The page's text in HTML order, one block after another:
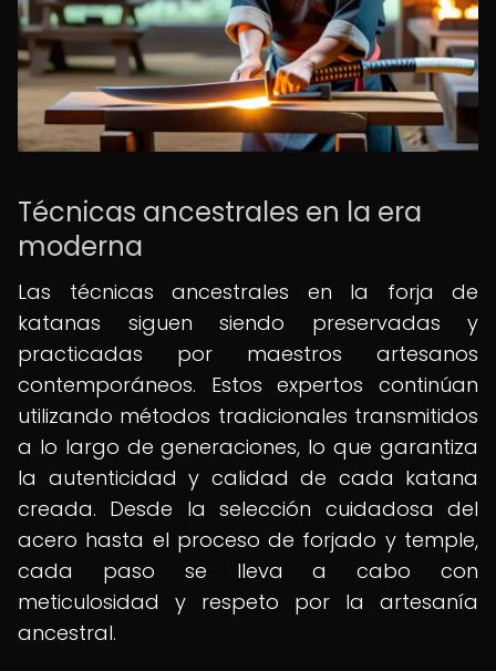
Técnicas ancestrales en la era
moderna
Las técnicas ancestrales en la forja de
katanas siguen siendo preservadas y
practicadas por maestros artesanos
contemporáneos. Estos expertos continúan
utilizando métodos tradicionales transmitidos
a lo largo de generaciones, lo que garantiza
la autenticidad y calidad de cada katana
creada. Desde la selección cuidadosa del
acero hasta el proceso de forjado y temple,
cada paso se lleva a cabo con
meticulosidad y respeto por la artesanía
ancestral.